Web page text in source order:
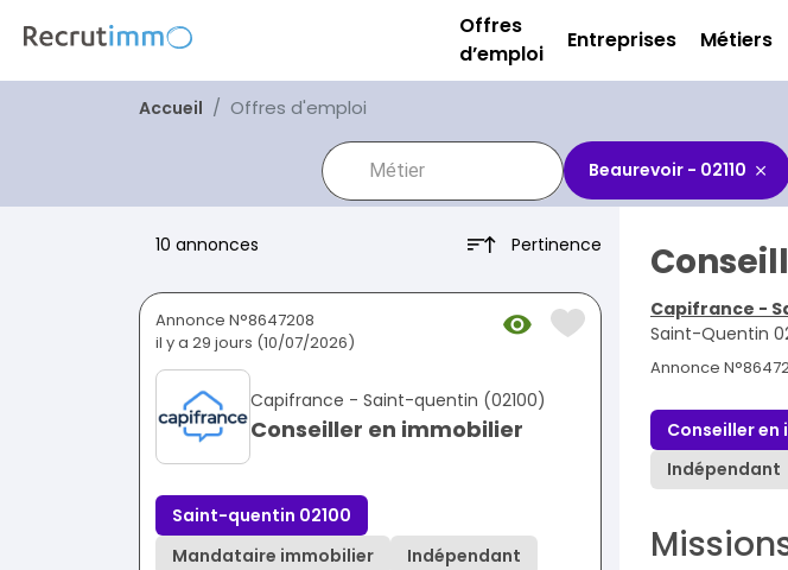
Offres
d’emploi
Entreprises Métiers
Accueil Offres d'emploi
Beaurevoir - 02110
10 annonces Pertinence
Annonce N°8647208
il y a 29 jours (10/07/2026)
Capifrance - Saint-quentin (02100)
Conseiller en immobilier
Saint-quentin 02100
Mandataire immobilier
Indépendant
Capifrance -
Saint-Quentin
Annonce
Conseiller
Indépendant